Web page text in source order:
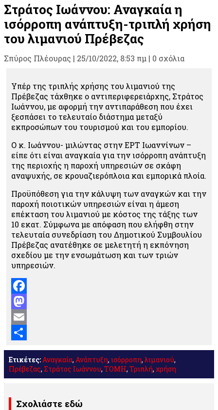
Στράτος Ιωάννου: Αναγκαία η
ισόρροπη ανάπτυξη-τριπλή χρήση
του λιμανιού Πρέβεζας
Σπύρος Πλέουρας | 25/10/2022, 8:53 πμ | 0 σχόλια
Υπέρ της τριπλής χρήσης του λιμανιού της
Πρέβεζας τάχθηκε ο αντιπεριφερειάρχης, Στράτος
Ιωάννου, με αφορμή την αντιπαράθεση που έχει
ξεσπάσει το τελευταίο διάστημα μεταξύ
εκπροσώπων του τουρισμού και του εμπορίου.
Ο κ. Ιωάννου- μιλώντας στην ΕΡΤ Ιωαννίνων –
είπε ότι είναι αναγκαία για την ισόρροπη ανάπτυξη
της περιοχής η παροχή υπηρεσιών σε σκάφη
αναψυχής, σε κρουαζιερόπλοια και εμπορικά πλοία.
Προϋπόθεση για την κάλυψη των αναγκών και την
παροχή ποιοτικών υπηρεσιών είναι η άμεση
επέκταση του λιμανιού με κόστος της τάξης των
10 εκατ. Σύμφωνα με απόφαση που ελήφθη στην
τελευταία συνεδρίαση του Δημοτικού Συμβουλίου
Πρέβεζας ανατέθηκε σε μελετητή η εκπόνηση
σχεδίου με την ενσωμάτωση και των τριών
υπηρεσιών.
Facebook
Mastodon
Email
Μοιραστείτε
Ετικέτες:Αναγκαία, Ανάπτυξη, ισόρροπη, λιμανιού,
Πρέβεζας, Στράτος Ιωάννου, ΤΟΜΗ, Τριπλή, χρήση
Σχολιάστε εδώ